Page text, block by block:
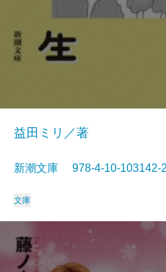
益田ミリ／著
新潮文庫 978-4-10-
文庫